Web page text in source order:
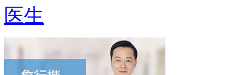
医生